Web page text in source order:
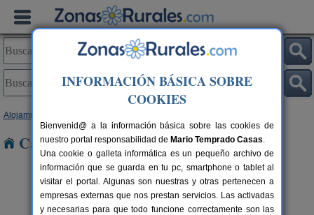
Alojamientos
Casas Rurales cerca de Royos
INFORMACIÓN BÁSICA SOBRE
COOKIES
Bienvenid@ a la información básica sobre las cookies de
nuestro portal responsabilidad de Mario Temprado Casas.
Una cookie o galleta informática es un pequeño archivo de
información que se guarda en tu pc, smartphone o tablet al
visitar el portal. Algunas son nuestras y otras pertenecen a
empresas externas que nos prestan servicios. Las activadas
y necesarias para que todo funcione correctamente son las